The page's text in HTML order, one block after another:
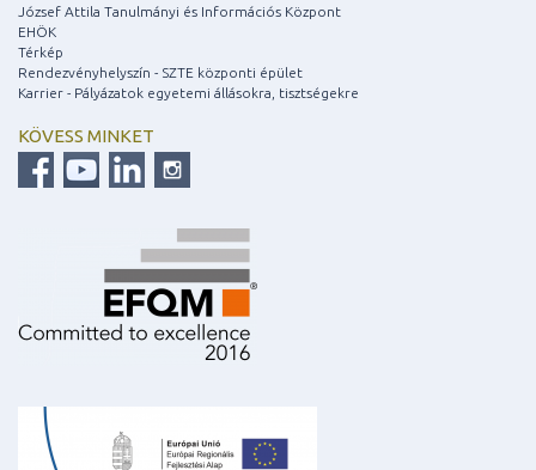
József Attila Tanulmányi és Információs Központ
EHÖK
Térkép
Rendezvényhelyszín - SZTE központi épület
Karrier - Pályázatok egyetemi állásokra, tisztségekre
KÖVESS MINKET